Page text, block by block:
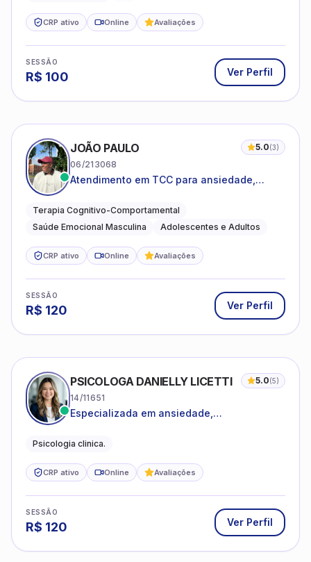
CRP ativo Online Avaliações
SESSÃO
R$ 100 Ver Perfil
JOÃO PAULO 5.0(3)
06/213068
Atendimento em TCC para ansiedade,
emocional
Terapia Cognitivo-Comportamental
Saúde Emocional Masculina
Adolescentes e Adultos
CRP ativo Online Avaliações
SESSÃO
R$ 120 Ver Perfil
PSICOLOGA DANIELLY LICETTI 5.0(5)
14/11651
Especializada em ansiedade,
Psicologia clinica.
CRP ativo Online Avaliações
SESSÃO
R$ 120 Ver Perfil